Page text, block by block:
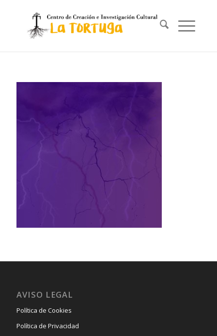
AVISO LEGAL
Política de Cookies
Política de Privacidad